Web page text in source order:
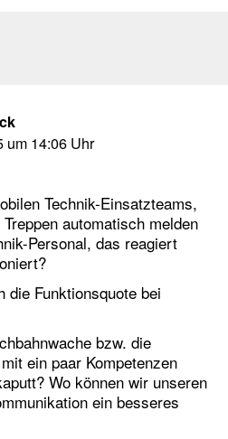
um 14:06 Uhr
Technik-Einsatzteams,
automatisch melden
Personal, das reagiert
die Funktionsquote bei
bzw. die
ein paar Kompetenzen
Wo können wir unseren
ein besseres